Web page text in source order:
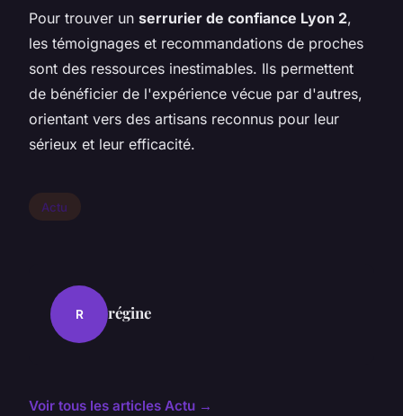
Pour trouver un serrurier de confiance Lyon 2,
les témoignages et recommandations de proches
sont des ressources inestimables. Ils permettent
de bénéficier de l'expérience vécue par d'autres,
orientant vers des artisans reconnus pour leur
sérieux et leur efficacité.
Actu
R régine
Voir tous les articles Actu →